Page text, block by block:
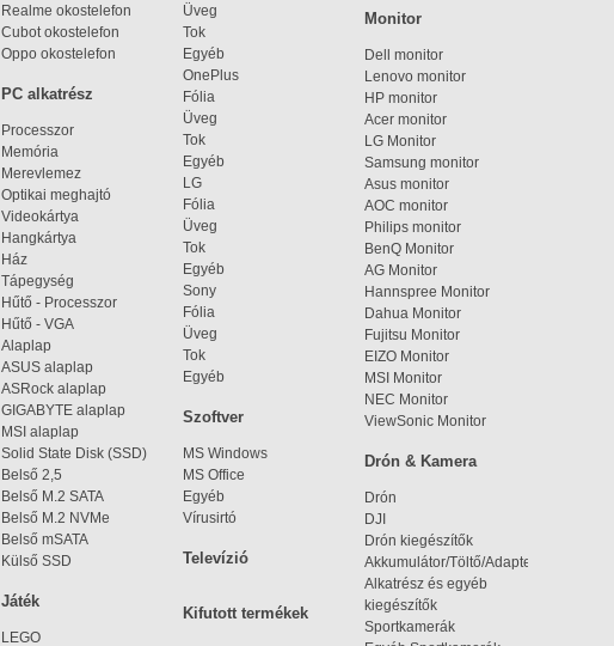
Realme okostelefon
Cubot okostelefon
Oppo okostelefon
Üveg
Tok
Egyéb
OnePlus
Fólia
Üveg
Tok
Egyéb
LG
Fólia
Üveg
Tok
Egyéb
Sony
Fólia
Üveg
Tok
Egyéb
Monitor
Dell monitor
Lenovo monitor
HP monitor
Acer monitor
LG Monitor
Samsung monitor
Asus monitor
AOC monitor
Philips monitor
BenQ Monitor
AG Monitor
Hannspree Monitor
Dahua Monitor
Fujitsu Monitor
EIZO Monitor
MSI Monitor
NEC Monitor
ViewSonic Monitor
PC alkatrész
Processzor
Memória
Merevlemez
Optikai meghajtó
Videokártya
Hangkártya
Ház
Tápegység
Hűtő - Processzor
Hűtő - VGA
Alaplap
ASUS alaplap
ASRock alaplap
GIGABYTE alaplap
MSI alaplap
Solid State Disk (SSD)
Belső 2,5
Belső M.2 SATA
Belső M.2 NVMe
Belső mSATA
Külső SSD
Szoftver
MS Windows
MS Office
Egyéb
Vírusirtó
Drón & Kamera
Drón
DJI
Drón kiegészítők
Akkumulátor/Töltő/Adapter
Alkatrész és egyéb
kiegészítők
Sportkamerák
Televízió
Játék
LEGO
Kifutott termékek